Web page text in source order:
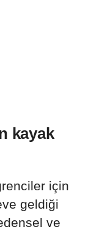
kayak
için
geldiği
ve